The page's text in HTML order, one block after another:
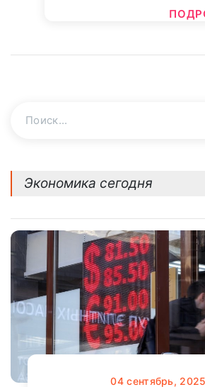
Экономика сегодня
04 сентябрь, 2025